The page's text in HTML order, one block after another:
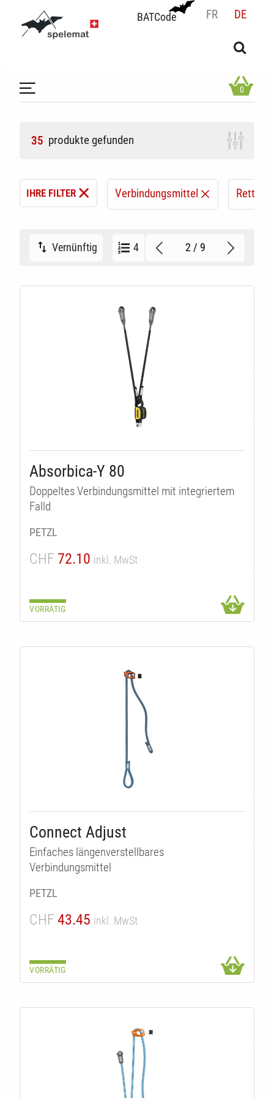
BATCode FR DE
BATCode
OK
0
35 produkte gefunden
IHRE FILTER Verbindungsmittel
Vernünftig 4 2 / 9
Absorbica-Y 80
Doppeltes Verbindungsmittel mit integriertem
Falld
PETZL
CHF 72.10 inkl. MwSt
VORRÄTIG
Connect Adjust
Einfaches längenverstellbares
Verbindungsmittel
PETZL
CHF 43.45 inkl. MwSt
VORRÄTIG